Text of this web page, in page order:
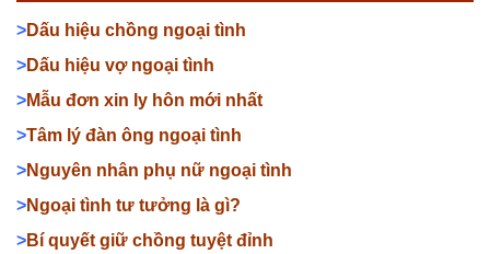
>Dấu hiệu chồng ngoại tình
>Dấu hiệu vợ ngoại tình
>Mẫu đơn xin ly hôn mới nhất
>Tâm lý đàn ông ngoại tình
>Nguyên nhân phụ nữ ngoại tình
>Ngoại tình tư tưởng là gì?
>Bí quyết giữ chồng tuyệt đỉnh